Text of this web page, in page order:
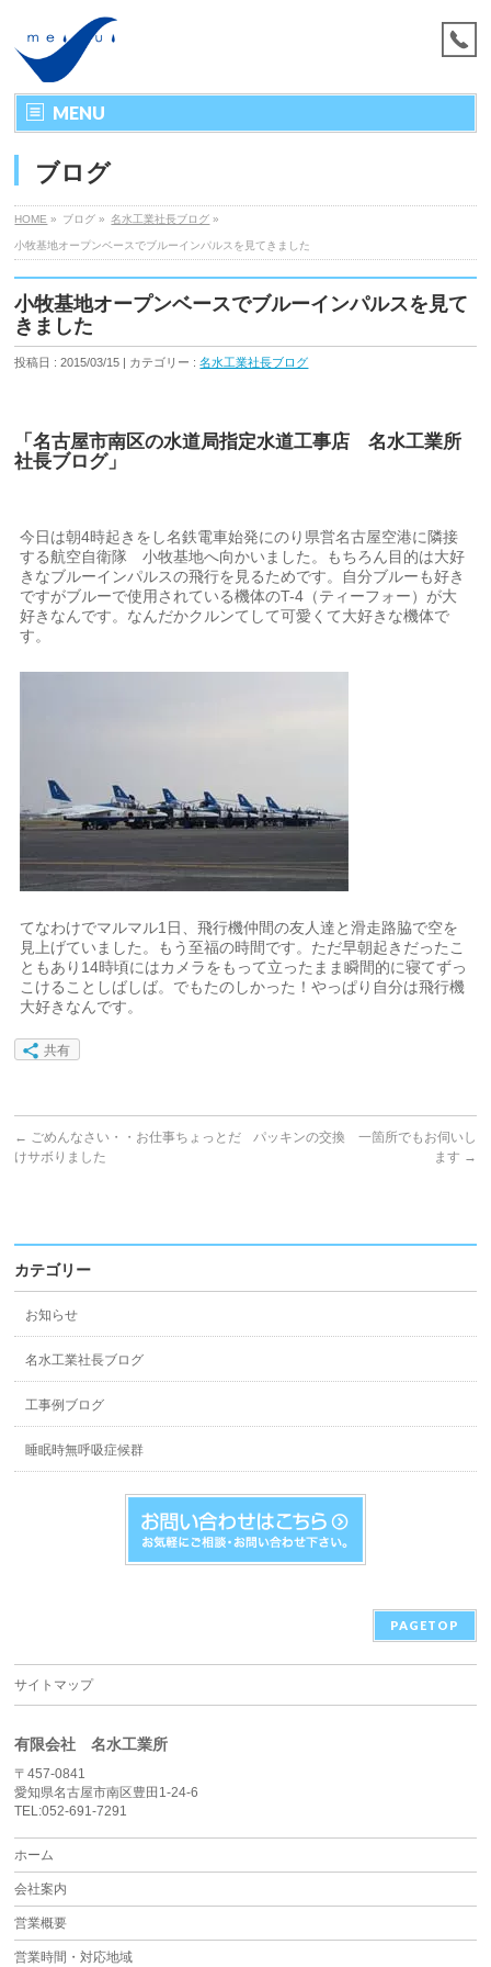
MENU
ブログ
HOME » ブログ » 名水工業社長ブログ »
小牧基地オープンベースでブルーインパルスを見てきました
小牧基地オープンベースでブルーインパルスを見て
きました
投稿日 : 2015/03/15 | カテゴリー :名水工業社長ブログ
「名古屋市南区の水道局指定水道工事店 名水工業所
社長ブログ」
今日は朝4時起きをし名鉄電車始発にのり県営名古屋空港に隣接
する航空自衛隊 小牧基地へ向かいました。もちろん目的は大好
きなブルーインパルスの飛行を見るためです。自分ブルーも好き
ですがブルーで使用されている機体のT-4（ティーフォー）が大
好きなんです。なんだかクルンてして可愛くて大好きな機体で
す。
てなわけでマルマル1日、飛行機仲間の友人達と滑走路脇で空を
見上げていました。もう至福の時間です。ただ早朝起きだったこ
ともあり14時頃にはカメラをもって立ったまま瞬間的に寝てずっ
こけることしばしば。でもたのしかった！やっぱり自分は飛行機
大好きなんです。
共有
← ごめんなさい・・お仕事ちょっとだ
けサボりました
パッキンの交換 一箇所でもお伺いし
ます →
カテゴリー
お知らせ
名水工業社長ブログ
工事例ブログ
睡眠時無呼吸症候群
PAGETOP
サイトマップ
有限会社 名水工業所
〒457-0841
愛知県名古屋市南区豊田1-24-6
TEL:052-691-7291
ホーム
会社案内
営業概要
営業時間・対応地域